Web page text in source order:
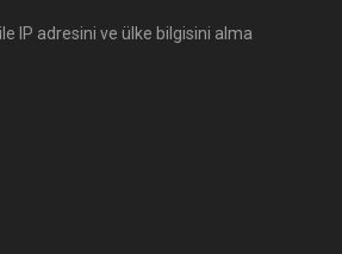
IP adresini ve ülke bilgisini alma